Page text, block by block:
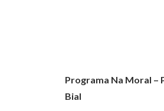
Programa Na Moral –
Bial